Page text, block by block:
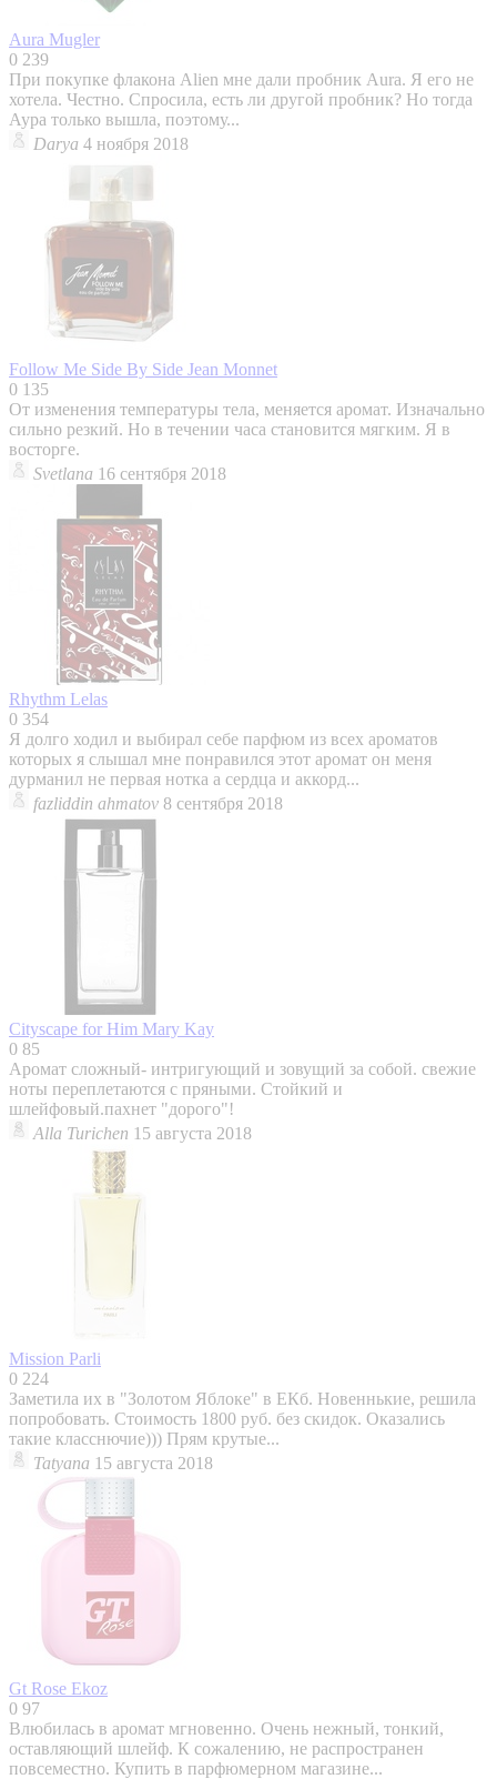
Aura Mugler
0 239
При покупке флакона Alien мне дали пробник Aura. Я его не
хотела. Честно. Спросила, есть ли другой пробник? Но тогда
Аура только вышла, поэтому...
Darya 4 ноября 2018
Follow Me Side By Side Jean Monnet
0 135
От изменения температуры тела, меняется аромат. Изначально
сильно резкий. Но в течении часа становится мягким. Я в
восторге.
Svetlana 16 сентября 2018
Rhythm Lelas
0 354
Я долго ходил и выбирал себе парфюм из всех ароматов
которых я слышал мне понравился этот аромат он меня
дурманил не первая нотка а сердца и аккорд...
fazliddin ahmatov 8 сентября 2018
Cityscape for Him Mary Kay
0 85
Аромат сложный- интригующий и зовущий за собой. свежие
ноты переплетаются с пряными. Стойкий и
шлейфовый.пахнет "дорого"!
Alla Turichen 15 августа 2018
Mission Parli
0 224
Заметила их в "Золотом Яблоке" в ЕКб. Новеннькие, решила
попробовать. Стоимость 1800 руб. без скидок. Оказались
такие класснючие))) Прям крутые...
Tatyana 15 августа 2018
Gt Rose Ekoz
0 97
Влюбилась в аромат мгновенно. Очень нежный, тонкий,
оставляющий шлейф. К сожалению, не распространен
повсеместно. Купить в парфюмерном магазине...